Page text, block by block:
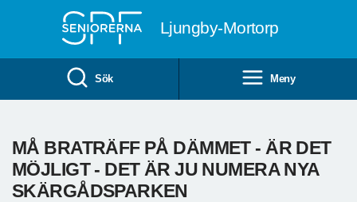
Ljungby-Mortorp
Sök Meny
MÅ BRATRÄFF PÅ DÄMMET - ÄR DET
MÖJLIGT - DET ÄR JU NUMERA NYA
SKÄRGÅDSPARKEN